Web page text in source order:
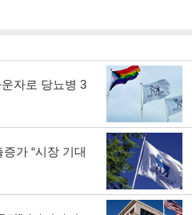
자로 당뇨병 3
증가 “시장 기대